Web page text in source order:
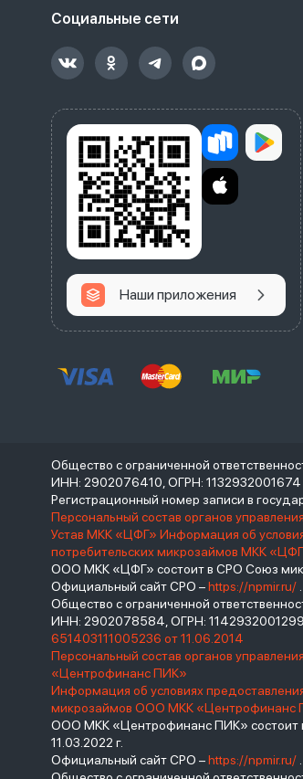
Социальные сети
Наши приложения
Общество с ограниченной
ИНН: 2902076410, ОГРН: 1132932001674
Регистрационный номер записи в
Персональный состав органов
Устав МКК «ЦФГ» Информация об
потребительских микрозаймов МКК
ООО МКК «ЦФГ» состоит в СРО Союз
Официальный сайт СРО –https://npmir.ru/
Общество с ограниченной
ИНН: 2902078584, ОГРН:
651403111005236 от 11.06.2014
Персональный состав органов
«Центрофинанс ПИК»
Информация об условиях
микрозаймов ООО МКК «Центрофинанс
ООО МКК «Центрофинанс ПИК» состоит
11.03.2022 г.
Официальный сайт СРО –https://npmir.ru/